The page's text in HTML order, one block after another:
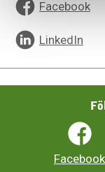
Facebook
LinkedIn
Facebook